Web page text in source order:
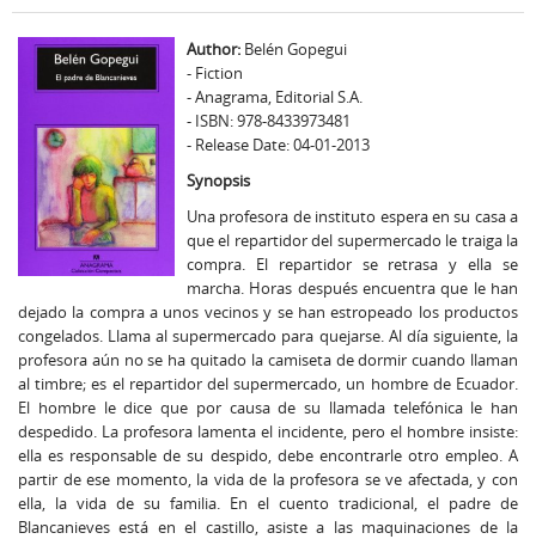
Author: Belén Gopegui
- Fiction
- Anagrama, Editorial S.A.
- ISBN: 978-8433973481
- Release Date: 04-01-2013
Synopsis
Una profesora de instituto espera en su casa a
que el repartidor del supermercado le traiga la
compra. El repartidor se retrasa y ella se
marcha. Horas después encuentra que le han
dejado la compra a unos vecinos y se han estropeado los productos
congelados. Llama al supermercado para quejarse. Al día siguiente, la
profesora aún no se ha quitado la camiseta de dormir cuando llaman
al timbre; es el repartidor del supermercado, un hombre de Ecuador.
El hombre le dice que por causa de su llamada telefónica le han
despedido. La profesora lamenta el incidente, pero el hombre insiste:
ella es responsable de su despido, debe encontrarle otro empleo. A
partir de ese momento, la vida de la profesora se ve afectada, y con
ella, la vida de su familia. En el cuento tradicional, el padre de
Blancanieves está en el castillo, asiste a las maquinaciones de la